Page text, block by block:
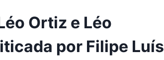
Ortiz e Léo
por Filipe Luís